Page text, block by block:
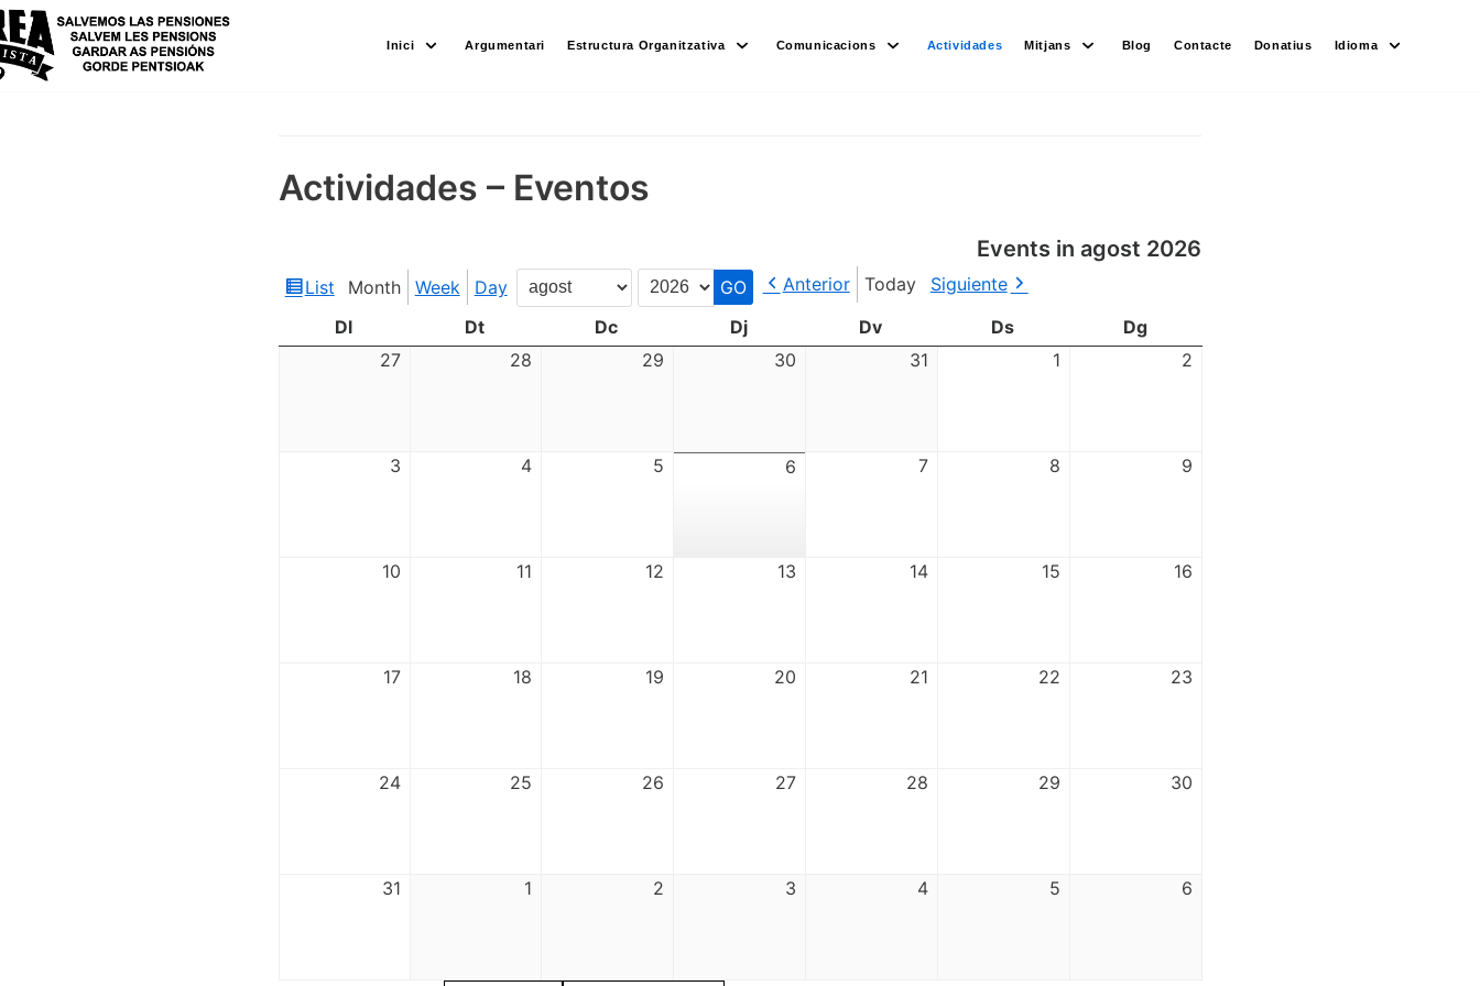
Skip
to
content
Inici Argumentari Estructura Organitzativa Comunicacions Actividades Mitjans Blog Contacte Donatius Idioma
Actividades – Eventos
Events in agost 2026
View
List Month Week Day
Month
Year
Anterior Today
Siguiente
Dl
Dt Dc Dj Dv Ds
Dg
27
28 29 30 31 1 2
3 4 5 6 7 8 9
10 11 12 13 14 15 16
17 18 19 20 21 22 23
24 25 26 27 28 29 30
31 1 2 3 4 5 6